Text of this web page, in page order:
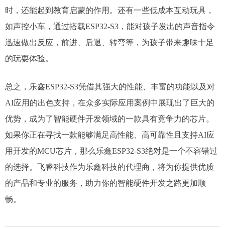
时，还能起到教育启蒙的作用。还有一些低成本互动玩具，
如声控小车，通过搭载ESP32-S3，能对孩子发出的声音指令
迅速做出反应，前进、后退、转弯等，为孩子带来趣味十足
的玩耍体验。
总之，乐鑫ESP32-S3凭借其强大的性能、丰富的功能以及对
AI应用的出色支持，在众多实际应用案例中展现出了巨大的
优势，成为了智能硬件开发领域的一款具有竞争力的芯片。
如果你正在寻找一款能够满足高性能、高可靠性且支持AI应
用开发的MCU芯片，那么乐鑫ESP32-S3绝对是一个不容错过
的选择。飞睿科技作为乐鑫科技的代理商，将为你提供优质
的产品和专业的服务，助力你的智能硬件开发之路更加顺
畅。